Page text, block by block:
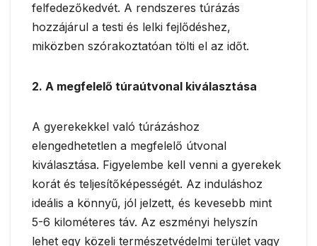
felfedezőkedvét. A rendszeres túrázás
hozzájárul a testi és lelki fejlődéshez,
miközben szórakoztatóan tölti el az időt.
2. A megfelelő túraútvonal kiválasztása
A gyerekekkel való túrázáshoz
elengedhetetlen a megfelelő útvonal
kiválasztása. Figyelembe kell venni a gyerekek
korát és teljesítőképességét. Az induláshoz
ideális a könnyű, jól jelzett, és kevesebb mint
5-6 kilométeres táv. Az eszményi helyszín
lehet egy közeli természetvédelmi terület vagy